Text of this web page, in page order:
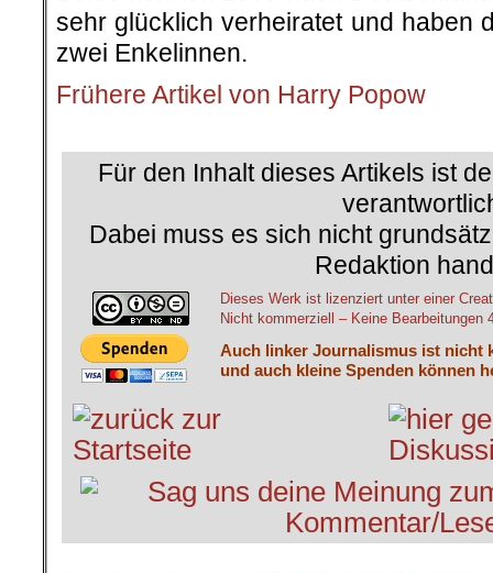
sehr glücklich verheiratet und haben
zwei Enkelinnen.
Frühere Artikel von Harry Popow
Für den Inhalt dieses Artikels ist
Dabei muss es sich nicht
Redaktion
Dieses Werk ist lizenziert unter einer
Nicht kommerziell – Keine Bearbeitungen
Auch linker Journalismus ist nicht
und auch kleine Spenden können